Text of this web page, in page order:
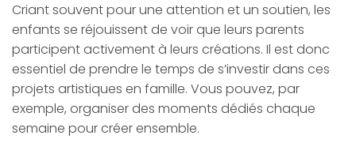
Criant souvent pour une attention et un soutien, les
enfants se réjouissent de voir que leurs parents
participent activement à leurs créations. Il est donc
essentiel de prendre le temps de s’investir dans ces
projets artistiques en famille. Vous pouvez, par
exemple, organiser des moments dédiés chaque
semaine pour créer ensemble.